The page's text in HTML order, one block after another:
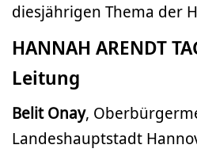
diesjährigen Thema der
HANNAH ARENDT
Leitung
Belit Onay,
Landeshauptstadt